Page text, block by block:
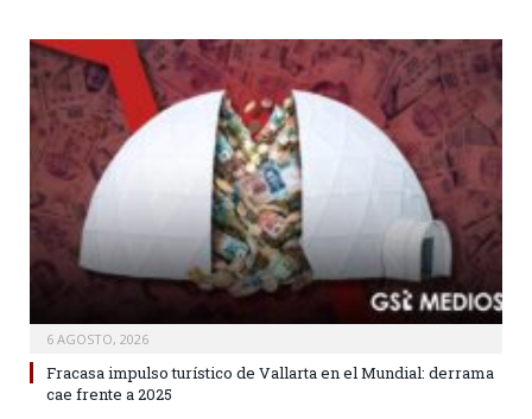
6 AGOSTO, 2026
Fracasa impulso turístico de Vallarta en el Mundial: derrama
cae frente a 2025